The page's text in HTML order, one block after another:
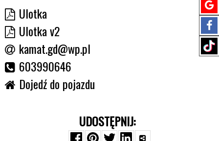
Ulotka
Ulotka v2
kamat.gd@wp.pl
603990646
Dojedź do pojazdu
UDOSTĘPNIJ: